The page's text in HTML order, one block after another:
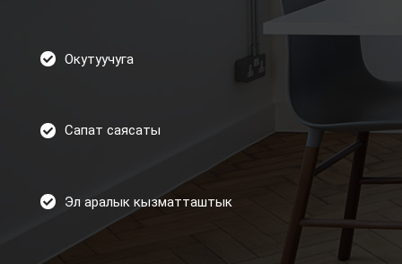
Окутуучуга
Сапат саясаты
Эл аралык кызматташтык